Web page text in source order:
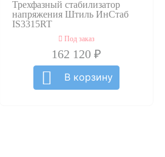
Трехфазный стабилизатор
напряжения Штиль ИнСтаб
IS3315RT
Под заказ
162 120 ₽
В корзину